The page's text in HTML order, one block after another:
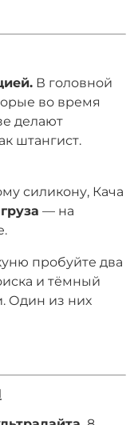
В головной
во время
делают
штангист.
силикону, Кача
— на
пробуйте два
и тёмный
Один из них